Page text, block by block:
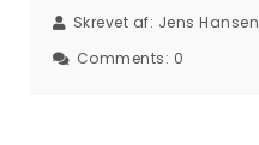
Skrevet af: Jens Hansen
Comments: 0